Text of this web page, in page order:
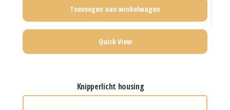
Toevoegen aan winkelwagen
Quick View
knipperlicht housing